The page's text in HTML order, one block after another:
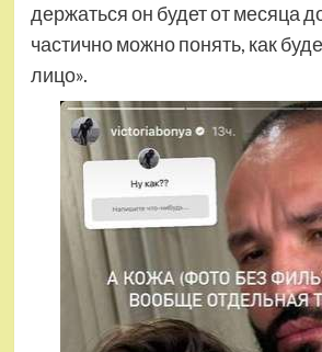
держаться он будет от месяца
частично можно понять, как
лицо».